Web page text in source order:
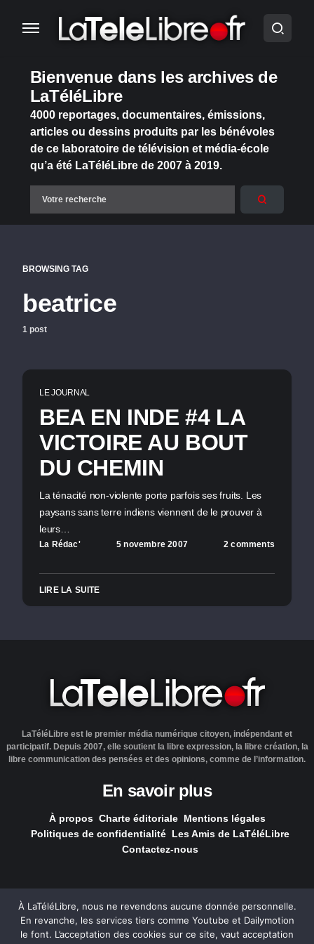
Bienvenue dans les archives de
LaTéléLibre
4000 reportages, documentaires, émissions,
articles ou dessins produits par les bénévoles
de ce laboratoire de télévision et média-école
qu’a été LaTéléLibre de 2007 à 2019.
BROWSING TAG
beatrice
1 post
LE JOURNAL
BEA EN INDE #4 LA
VICTOIRE AU BOUT
DU CHEMIN
La ténacité non-violente porte parfois ses fruits. Les
paysans sans terre indiens viennent de le prouver à
leurs…
La Rédac' 5 novembre 2007 2 comments
LIRE LA SUITE
LaTéléLibre est le premier média numérique citoyen, indépendant et
participatif. Depuis 2007, elle soutient la libre expression, la libre création, la
libre communication des pensées et des opinions, comme de l’information.
En savoir plus
À propos Charte éditoriale Mentions légales
Politiques de confidentialité Les Amis de LaTéléLibre
Contactez-nous
LaTéléLibre.fr, ce site a été réalisé par l'agenceNOUS, Ouvert,
À LaTéléLibre, nous ne revendons aucune donnée personnelle.
En revanche, les services tiers comme Youtube et Dailymotion
le font. L’acceptation des cookies sur ce site, vaut acceptation